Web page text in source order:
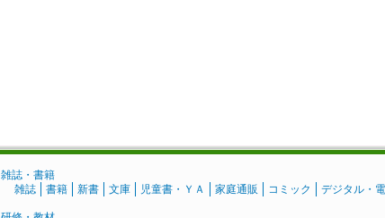
雑誌・書籍
雑誌
書籍 新書 文庫 児童書・ＹＡ 家庭通販 コミック デジタル・